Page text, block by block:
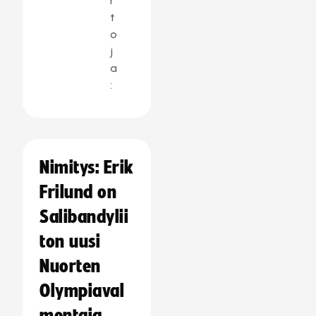
t
o
j
a
:
Nimitys: Erik
Frilund on
Salibandylii
ton uusi
Nuorten
Olympiaval